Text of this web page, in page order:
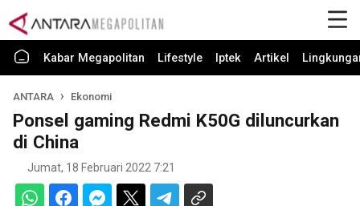
Kabar Megapolitan Lifestyle Iptek Artikel
ANTARA Ekonomi
Ponsel gaming Redmi K50G diluncurkan
di China
Jumat, 18 Februari 2022 7:21